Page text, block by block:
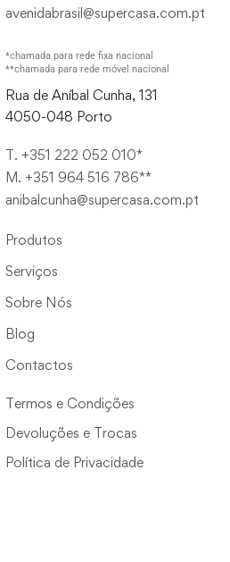
avenidabrasil@supercasa.com.pt
*chamada para rede fixa nacional
**chamada para rede móvel nacional
Rua de Aníbal Cunha, 131
4050-048 Porto
T. +351 222 052 010*
M. +351 964 516 786**
anibalcunha@supercasa.com.pt
Produtos
Serviços
Sobre Nós
Blog
Contactos
Termos e Condições
Devoluções e Trocas
Política de Privacidade